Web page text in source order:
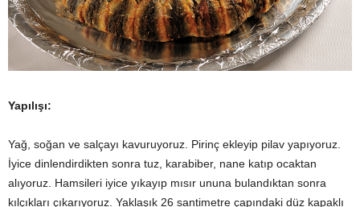
Yapılışı:
Yağ, soğan ve salçayı kavuruyoruz. Pirinç ekleyip pilav yapıyoruz.
İyice dinlendirdikten sonra tuz, karabiber, nane katıp ocaktan
alıyoruz. Hamsileri iyice yıkayıp mısır ununa bulandıktan sonra
kılçıkları çıkarıyoruz. Yaklaşık 26 santimetre çapındaki düz kapaklı